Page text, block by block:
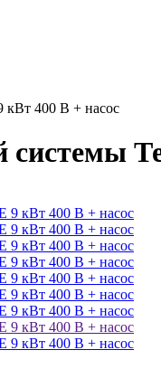
кВт 400 В + насос